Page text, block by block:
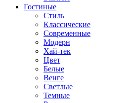
Гостиные
Стиль
Классические
Современные
Модерн
Хай-тек
Цвет
Белые
Венге
Светлые
Темные